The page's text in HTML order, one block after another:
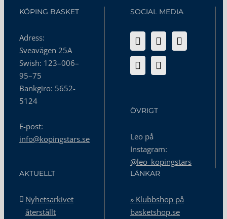
KÖPING BASKET
Adress:
Sveavägen 25A
Swish: 123–006–
95–75
Bankgiro: 5652-
5124
E-post:
info@kopingstars.se
SOCIAL MEDIA
ÖVRIGT
Leo på
Instagram:
@leo_kopingstars
AKTUELLT
Nyhetsarkivet
återställt
LÄNKAR
» Klubbshop på
basketshop.se